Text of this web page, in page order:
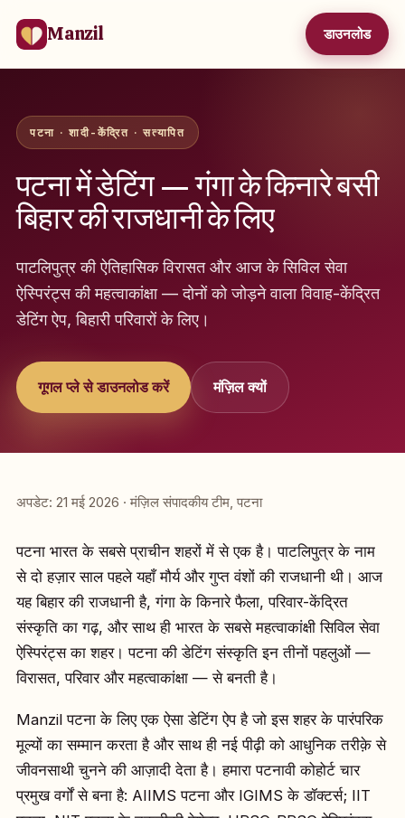
Manzil डाउनलोड
पटना · शादी-केंद्रित · सत्यापित
पटना में डेटिंग — गंगा के किनारे बसी
बिहार की राजधानी के लिए
पाटलिपुत्र की ऐतिहासिक विरासत और आज के सिविल सेवा
ऐस्पिरंट्स की महत्वाकांक्षा — दोनों को जोड़ने वाला विवाह-केंद्रित
डेटिंग ऐप, बिहारी परिवारों के लिए।
गूगल प्ले से डाउनलोड करें मंज़िल क्यों
अपडेट: 21 मई 2026 · मंज़िल संपादकीय टीम, पटना
पटना भारत के सबसे प्राचीन शहरों में से एक है। पाटलिपुत्र के नाम
से दो हज़ार साल पहले यहाँ मौर्य और गुप्त वंशों की राजधानी थी। आज
यह बिहार की राजधानी है, गंगा के किनारे फैला, परिवार-केंद्रित
संस्कृति का गढ़, और साथ ही भारत के सबसे महत्वाकांक्षी सिविल सेवा
ऐस्पिरंट्स का शहर। पटना की डेटिंग संस्कृति इन तीनों पहलुओं —
विरासत, परिवार और महत्वाकांक्षा — से बनती है।
Manzil पटना के लिए एक ऐसा डेटिंग ऐप है जो इस शहर के पारंपरिक
मूल्यों का सम्मान करता है और साथ ही नई पीढ़ी को आधुनिक तरीक़े से
जीवनसाथी चुनने की आज़ादी देता है। हमारा पटनावी कोहोर्ट चार
प्रमुख वर्गों से बना है: AIIMS पटना और IGIMS के डॉक्टर्स; IIT